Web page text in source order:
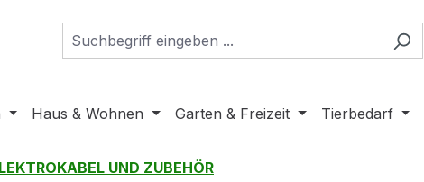
Haus & Wohnen Garten & Freizeit Tierbedarf
UND ZUBEHÖR